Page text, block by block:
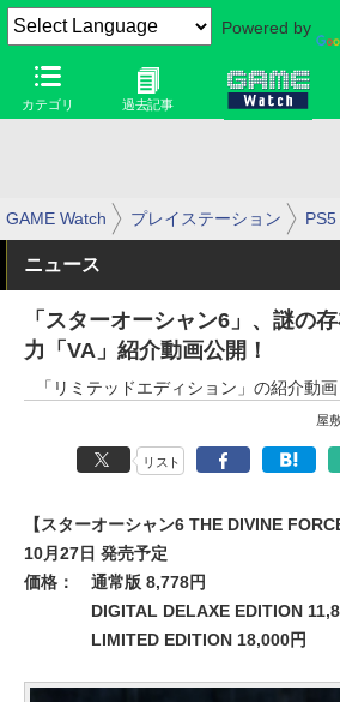
Powered by
カテゴリ 過去記事
GAME Watch プレイステーション PS5
ニュース
「スターオーシャン6」、謎の
力「VA」紹介動画公開！
「リミテッドエディション」の紹介動画
屋
リスト
【スターオーシャン6 THE DIVINE FORCE
10月27日 発売予定
価格：
通常版 8,778円
DIGITAL DELAXE EDITION
LIMITED EDITION 18,000円